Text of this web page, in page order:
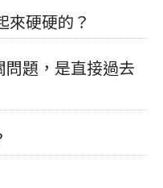
來硬硬的？
題，是直接過去